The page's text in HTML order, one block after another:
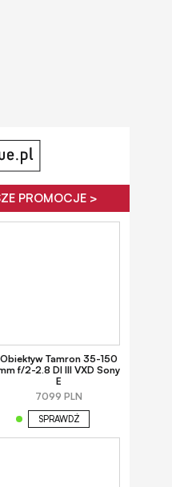
PROMOCJE >
Obiektyw Tamron 35-150
f/2-2.8 DI III VXD Sony
E
7099 PLN
SPRAWDŹ